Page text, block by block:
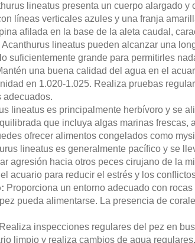
lineatus presenta un cuerpo alargado
líneas verticales azules y una franja
afilada en la base de la aleta caudal,
Acanthurus lineatus pueden alcanzar una
suficientemente grande para permitirles
una buena calidad del agua en el
en 1.020-1.025. Realiza pruebas
adecuados.
lineatus es principalmente herbívoro y se
que incluya algas marinas
ofrecer alimentos congelados como
lineatus es generalmente pacífico y se
agresión hacia otros peces cirujano de la
acuario para reducir el estrés y los
Proporciona un entorno adecuado con
pueda alimentarse. La presencia de
Realiza inspecciones regulares del pez en
limpio y realiza cambios de agua